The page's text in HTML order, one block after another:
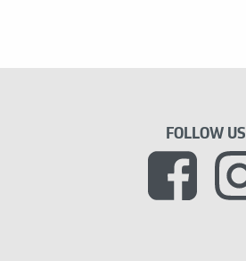
FOLLOW US